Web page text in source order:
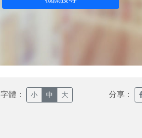
字體： 小 中 大 分享：